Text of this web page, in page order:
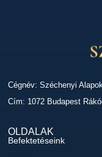
Cégnév: Széchenyi
Cím: 1072 Budapest
OLDALAK
Befektetéseink